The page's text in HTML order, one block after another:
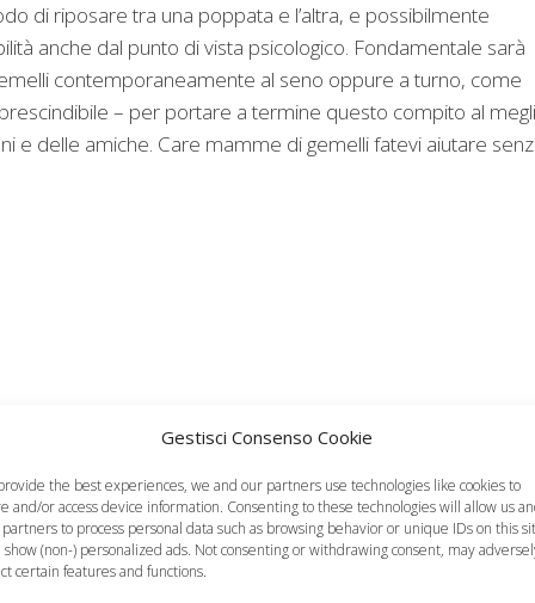
Gestisci Consenso Cookie
the best experiences, we and our partners use technologies like cookies to
and/or access device information. Consenting to these technologies will allow us
to process personal data such as browsing behavior or unique IDs on this
show (non-) personalized ads. Not consenting or withdrawing consent, may
certain features and functions.
di riposare tra una poppata e l’altra, e possibilmente
anche dal punto di vista psicologico. Fondamentale sarà
contemporaneamente al seno oppure a turno, come
– per portare a termine questo compito al
e delle amiche. Care mamme di gemelli fatevi aiutare
| Tutto Mamma